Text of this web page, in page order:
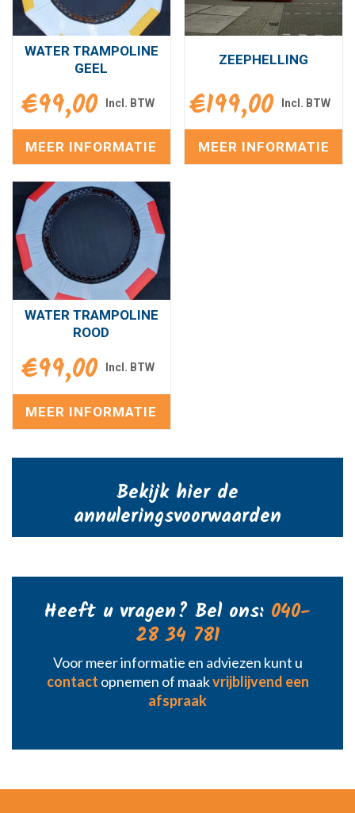
WATER TRAMPOLINE
GEEL
€99,00
MEER INFORMATIE
ZEEPHELLING
€199,00
MEER INFORMATIE
WATER TRAMPOLINE
ROOD
€99,00
MEER INFORMATIE
Bekijk hier de
annuleringsvoorwaarden
Heeft u vragen? Bel ons: 040-
28 34 781
Voor meer informatie en adviezen kunt u
contact opnemen of maakvrijblijvend een
afspraak